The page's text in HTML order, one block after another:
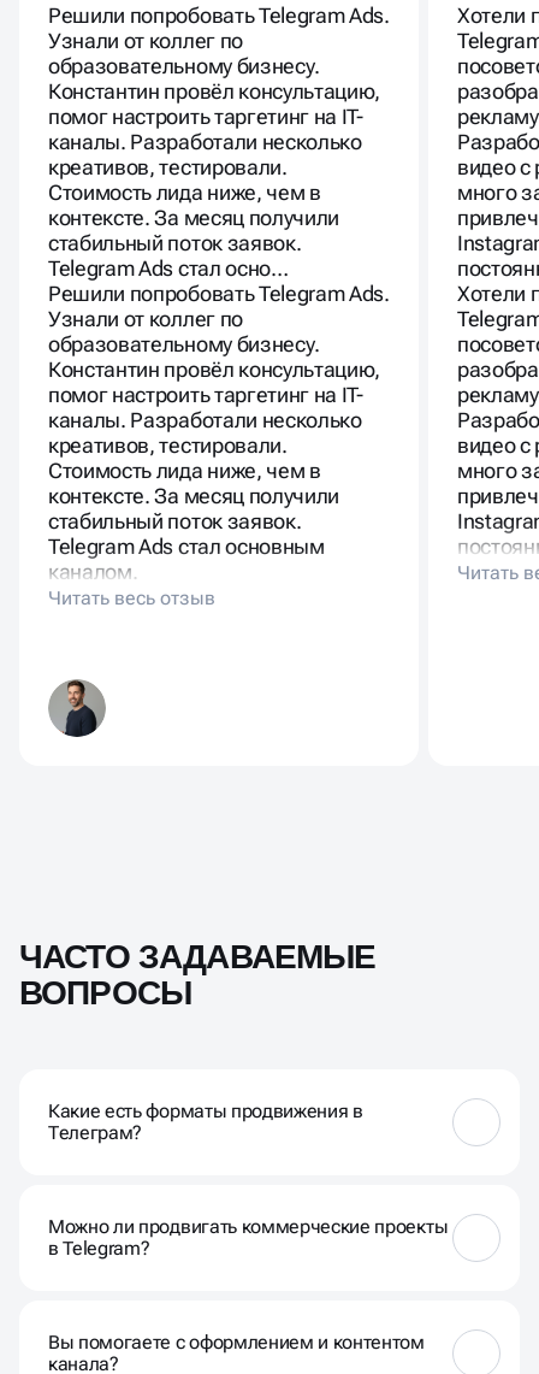
Решили попробовать Telegram Ads.
Узнали от коллег по
образовательному бизнесу.
Константин провёл консультацию,
помог настроить таргетинг на IT-
каналы. Разработали несколько
креативов, тестировали.
Стоимость лида ниже, чем в
контексте. За месяц получили
стабильный поток заявок.
Telegram Ads стал осно…
Решили попробовать Telegram Ads.
Узнали от коллег по
образовательному бизнесу.
Константин провёл консультацию,
помог настроить таргетинг на IT-
каналы. Разработали несколько
креативов, тестировали.
Стоимость лида ниже, чем в
контексте. За месяц получили
стабильный поток заявок.
Telegram Ads стал основным
каналом.
Хотели
видео с
много
Хотели
видео с
много
ЧАСТО ЗАДАВАЕМЫЕ
ВОПРОСЫ
Какие есть форматы продвижения в
Телеграм?
автоворонки через ботов, кросс-промо, посевы в
чатах, биржи и размещения через Telegram Ads.
Можно ли продвигать коммерческие проекты
в Telegram?
онлайн-школ, экспертов, сервисов и локального
бизнеса. Главное — грамотная упаковка и
Вы помогаете с оформлением и контентом
канала?